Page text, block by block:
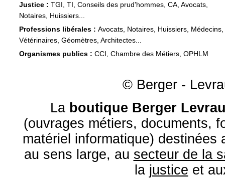
Justice : TGI, TI, Conseils des prud'hommes, CA, Avocats,
Notaires, Huissiers...
Professions libérales : Avocats, Notaires, Huissiers, Médecins,
Vétérinaires, Géomètres, Architectes...
Organismes publics : CCI, Chambre des Métiers, OPHLM
© Berger -
La boutique Berger
(ouvrages métiers, documents,
matériel informatique) destinées
au sens large, au secteur de la
la justice et